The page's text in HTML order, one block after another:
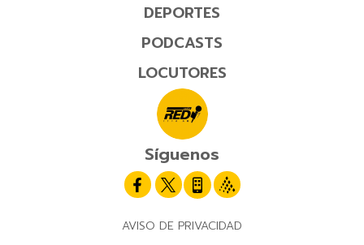
DEPORTES
PODCASTS
LOCUTORES
Síguenos
AVISO DE PRIVACIDAD